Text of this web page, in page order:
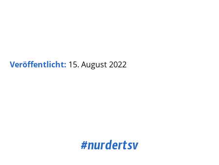
Veröffentlicht: 15. August 2022
#nurdertsv